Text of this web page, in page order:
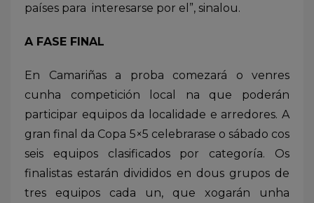
países para interesarse por el”, sinalou.
A FASE FINAL
En Camariñas a proba comezará o venres
cunha competición local na que poderán
participar equipos da localidade e arredores. A
gran final da Copa 5×5 celebrarase o sábado cos
seis equipos clasificados por categoría. Os
finalistas estarán divididos en dous grupos de
tres equipos cada un, que xogarán unha